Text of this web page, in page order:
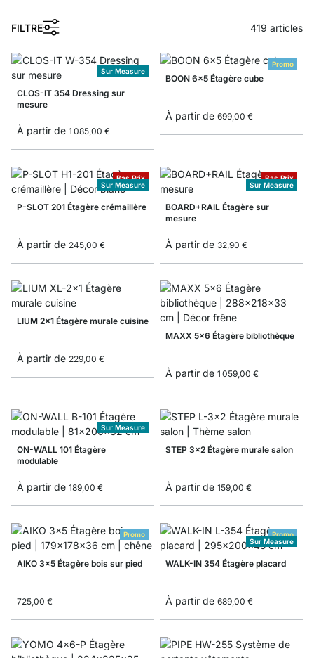
FILTRE 419 articles
Sur Measure
CLOS-IT 354 Dressing sur
mesure
À partir de 1 085,00 €
Promo
BOON 6x5 Étagère cube
À partir de 699,00 €
Bas Prix
Sur Measure
P-SLOT 201 Étagère crémaillère
À partir de 245,00 €
Bas Prix
Sur Measure
BOARD+RAIL Étagère sur
mesure
À partir de 32,90 €
LIUM 2x1 Étagère murale cuisine
À partir de 229,00 €
MAXX 5x6 Étagère bibliothèque
À partir de 1 059,00 €
Sur Measure
ON-WALL 101 Étagère
modulable
À partir de 189,00 €
STEP 3x2 Étagère murale salon
À partir de 159,00 €
Promo
AIKO 3x5 Étagère bois sur pied
725,00 €
Promo
Sur Measure
WALK-IN 354 Étagère placard
À partir de 689,00 €